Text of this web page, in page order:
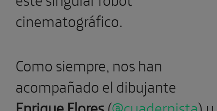
cinematográfico.
Como siempre, nos han
acompañado el dibujante